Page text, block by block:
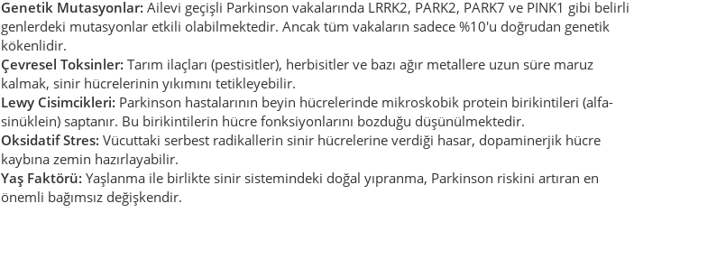
Genetik Mutasyonlar: Ailevi geçişli Parkinson vakalarında LRRK2, PARK2, PARK7 ve PINK1 gibi belirli
genlerdeki mutasyonlar etkili olabilmektedir. Ancak tüm vakaların sadece %10'u doğrudan genetik
kökenlidir.
Çevresel Toksinler: Tarım ilaçları (pestisitler), herbisitler ve bazı ağır metallere uzun süre maruz
kalmak, sinir hücrelerinin yıkımını tetikleyebilir.
Lewy Cisimcikleri: Parkinson hastalarının beyin hücrelerinde mikroskobik protein birikintileri (alfa-
sinüklein) saptanır. Bu birikintilerin hücre fonksiyonlarını bozduğu düşünülmektedir.
Oksidatif Stres: Vücuttaki serbest radikallerin sinir hücrelerine verdiği hasar, dopaminerjik hücre
kaybına zemin hazırlayabilir.
Yaş Faktörü: Yaşlanma ile birlikte sinir sistemindeki doğal yıpranma, Parkinson riskini artıran en
önemli bağımsız değişkendir.